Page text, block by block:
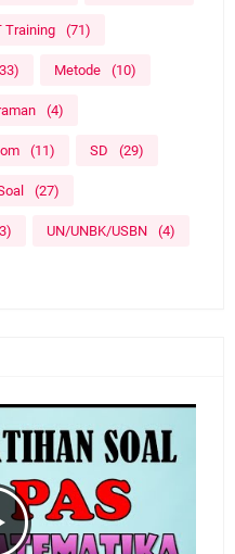
Training (71)
Metode (10)
(4)
(11) SD (29)
(27)
UN/UNBK/USBN (4)